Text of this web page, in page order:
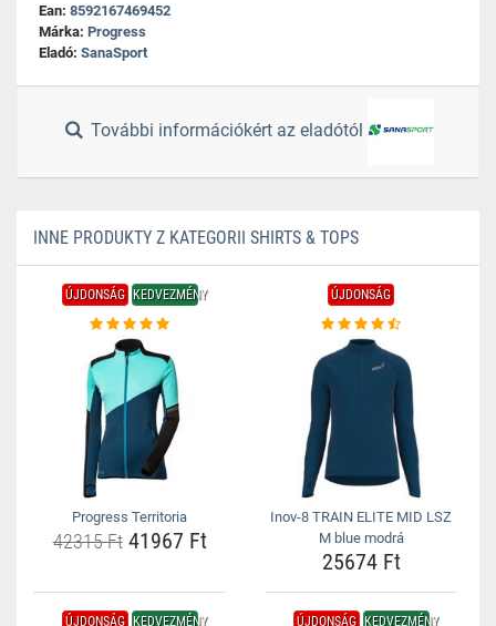
Ean: 8592167469452
Márka: Progress
Eladó: SanaSport
További információkért az eladótól
INNE PRODUKTY Z KATEGORII SHIRTS & TOPS
ÚJDONSÁG KEDVEZMÉNY
Progress Territoria
42315 Ft41967 Ft
ÚJDONSÁG
Inov-8 TRAIN ELITE MID LSZ
M blue modrá
25674 Ft
ÚJDONSÁG KEDVEZMÉNY ÚJDONSÁG KEDVEZMÉNY